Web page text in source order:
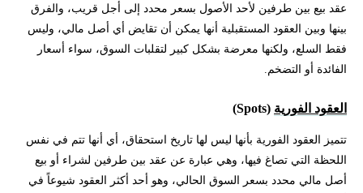
عقد بيع بين طرفين لأحد الأصول بسعر محدد إلى أجل قريب، والفرق
بينها وبين العقود المستقبلية أنها يمكن أن تقايض أي أصل مالي، وليس
فقط السلع، ولكنها معرضة بشكل كبير لتقلبات السوق، سواء أسعار
الفائدة أو التضخم.
العقود الفورية (Spots)
تتميز العقود الفورية بأنها ليس لها تاريخ استحقاق، أي أنها تتم في نفس
اللحظة التي تصاغ فيها، وهي عبارة عن عقد بين طرفين لشراء أو بيع
أصل مالي محدد بسعر السوق الحالي، وهو أحد أكثر العقود شيوعاً في